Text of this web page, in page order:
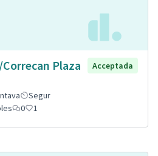
Plaza
Acceptada
Segur
0 1